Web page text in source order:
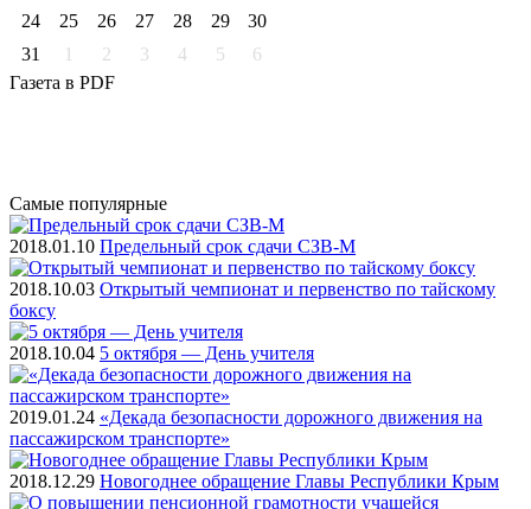
24
25 26 27 28 29
30
31
1 2 3 4 5
6
Газета в PDF
Самые популярные
2018.01.10 Предельный срок сдачи СЗВ-М
2018.10.03 Открытый чемпионат и первенство по тайскому
боксу
2018.10.04 5 октября — День учителя
2019.01.24 «Декада безопасности дорожного движения на
пассажирском транспорте»
2018.12.29 Новогоднее обращение Главы Республики Крым